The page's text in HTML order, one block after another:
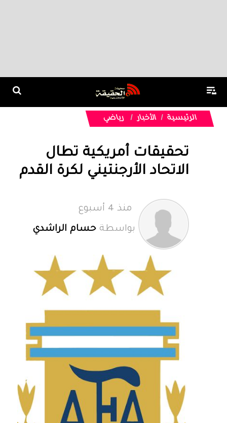
الرئيسية الأخبار رياضي
تحقيقات أمريكية تطال
الاتحاد الأرجنتيني لكرة القدم
منذ 4 أسبوع
بواسطة حسام الراشدي